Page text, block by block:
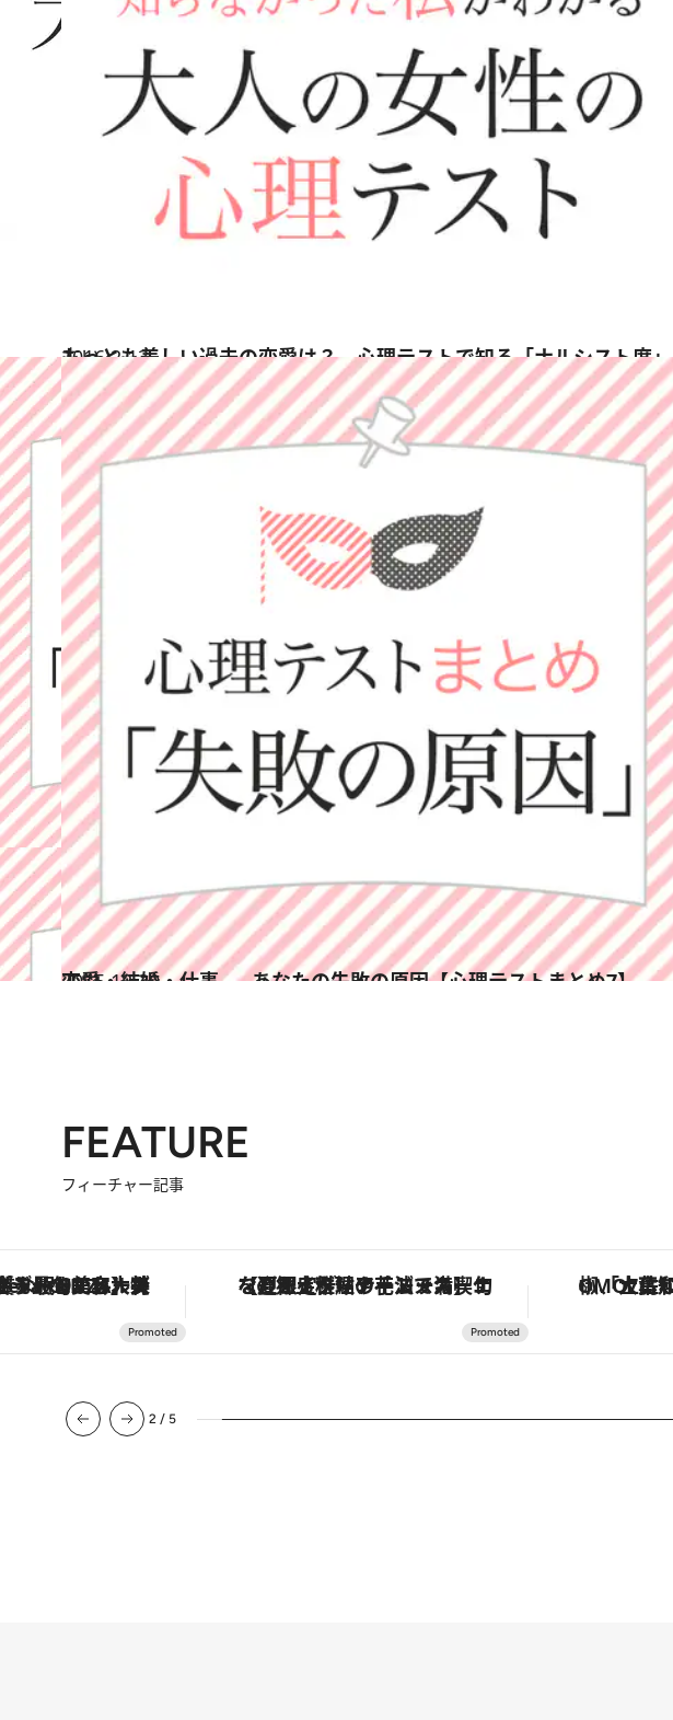
2016.2.13
もっとも美しい過去の恋愛は？ 心理テストで知る「ナルシスト度」
占い
2015.12.30
恋愛・結婚・仕事……あなたの失敗の原因【心理テストまとめ7】
占い
FEATURE
フィーチャー記事
【銀座で出合う最旬美容】美髪ケアや上質な眠り…セルフケアのアップデートから、特別な名入れギフトまで。大人のための「ReFa GINZA」クルーズ 【夏限定ディナーコース】旬を迎える稚鮎や花ズッキーニなどをイタリア・トスカーナの郷土料理の手法で満喫！
2 / 5